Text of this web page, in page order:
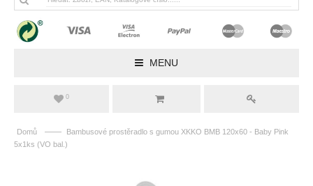
MENU
0
Domů ——
Bambusové prostěradlo s gumou XKKO BMB 120x60 - Baby Pink
5x1ks (VO bal.)